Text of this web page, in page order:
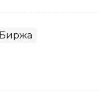
Биржа